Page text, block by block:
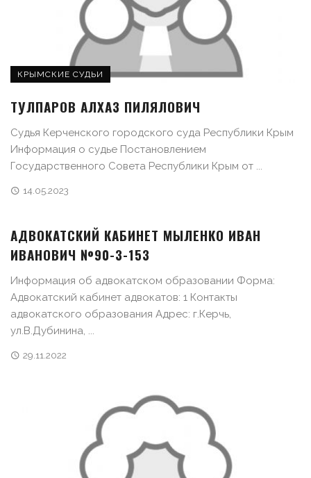
КРЫМСКИЕ СУДЬИ
ТУЛПАРОВ АЛХАЗ ПИЛЯЛОВИЧ
Судья Керченского городского суда Республики Крым
Информация о судье Постановлением
Государственного Совета Республики Крым от ...
14.05.2023
АДВОКАТСКИЙ КАБИНЕТ МЫЛЕНКО ИВАН
ИВАНОВИЧ №90-3-153
Информация об адвокатском образовании Форма:
Адвокатский кабинет адвокатов: 1 Контакты
адвокатского образования Адрес: г.Керчь,
ул.В.Дубинина, ...
29.11.2022